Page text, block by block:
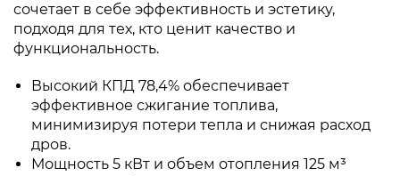
сочетает в себе эффективность и эстетику,
подходя для тех, кто ценит качество и
функциональность.
Высокий КПД 78,4% обеспечивает
эффективное сжигание топлива,
минимизируя потери тепла и снижая расход
дров.
Мощность 5 кВт и объем отопления 125 м³